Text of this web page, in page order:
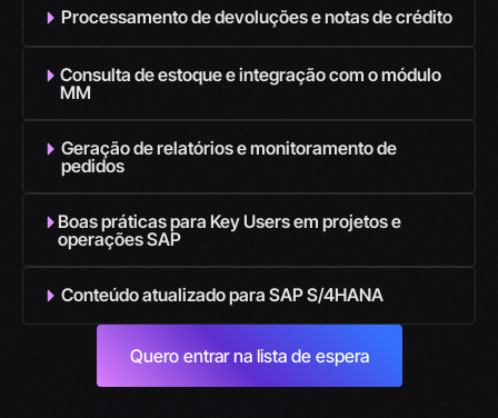
Processamento de devoluções e notas de crédito
Consulta de estoque e integração com o módulo
MM
Geração de relatórios e monitoramento de
pedidos
Boas práticas para Key Users em projetos e
operações SAP
Conteúdo atualizado para SAP S/4HANA
Quero entrar na lista de espera